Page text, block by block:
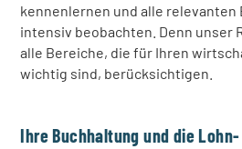
kennenlernen und alle relevanten
intensiv beobachten. Denn unser
alle Bereiche, die für Ihren
wichtig sind, berücksichtigen.
Ihre Buchhaltung und die